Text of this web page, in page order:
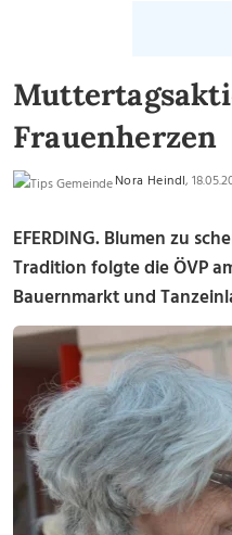
Frauenherzen
Nora Heindl,
EFERDING. Blumen zu
Tradition folgte die ÖVP
Bauernmarkt und